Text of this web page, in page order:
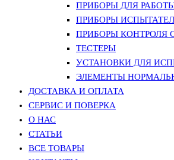
ПРИБОРЫ ДЛЯ
ПРИБОРЫ
ПРИБОРЫ КОНТРОЛЯ
ТЕСТЕРЫ
УСТАНОВКИ ДЛЯ
ЭЛЕМЕНТЫ
ДОСТАВКА И ОПЛАТА
СЕРВИС И ПОВЕРКА
О НАС
СТАТЬИ
ВСЕ ТОВАРЫ